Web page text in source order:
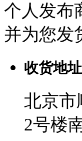
个人发布
并为您发
收货地址
北京市
2号楼